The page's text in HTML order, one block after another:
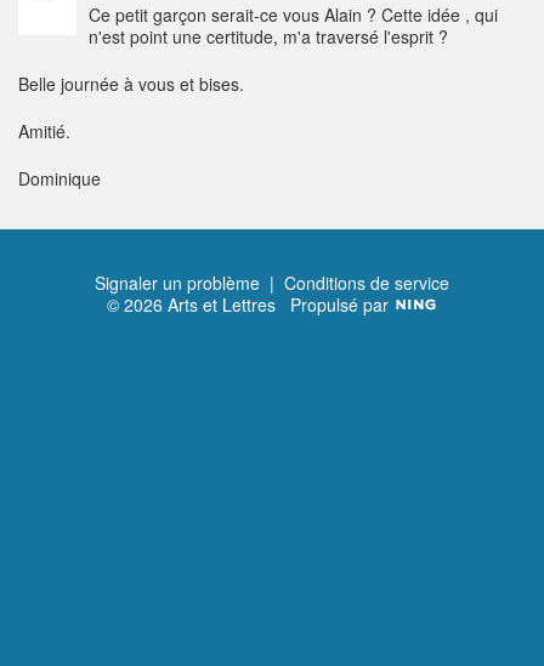
Ce petit garçon serait-ce vous Alain ? Cette idée , qui
n'est point une certitude, m'a traversé l'esprit ?
Belle journée à vous et bises.
Amitié.
Dominique
Signaler un problème | Conditions de service
© 2026 Arts et Lettres Propulsé par